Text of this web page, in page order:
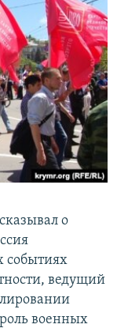
о
событиях
ведущий
военных